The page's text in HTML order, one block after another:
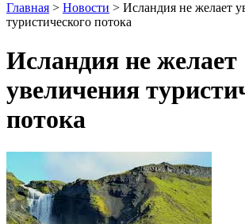
Главная > Новости > Исландия не желает
туристического потока
Исландия не желает
увеличения
потока